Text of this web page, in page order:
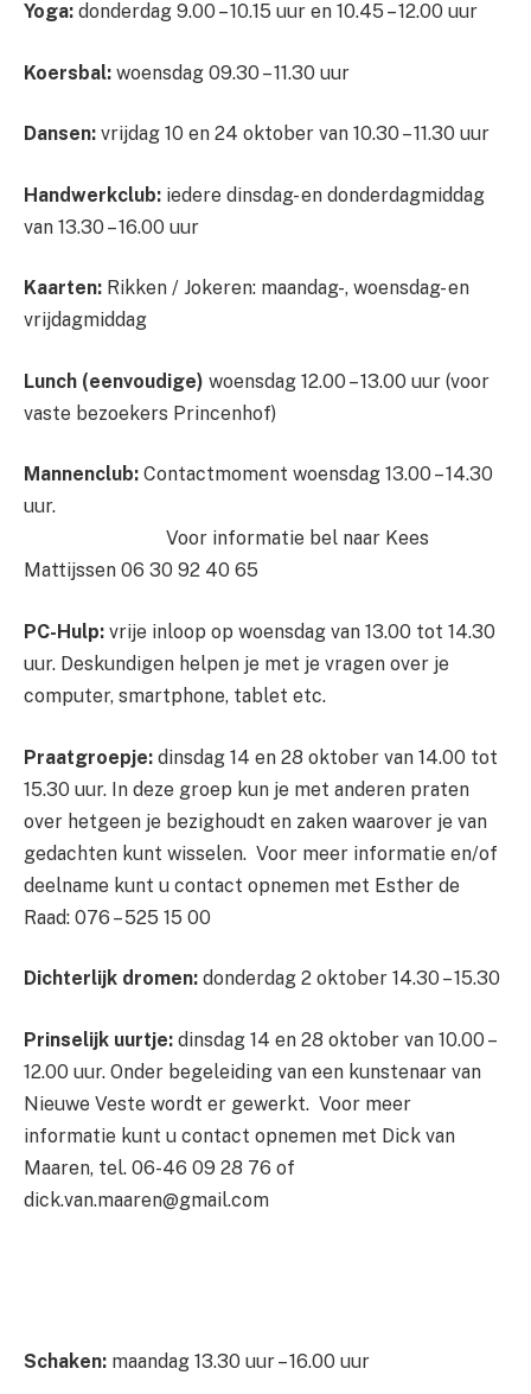
Yoga: donderdag 9.00 – 10.15 uur en 10.45 – 12.00 uur
Koersbal: woensdag 09.30 – 11.30 uur
Dansen: vrijdag 10 en 24 oktober van 10.30 – 11.30 uur
Handwerkclub: iedere dinsdag- en donderdagmiddag
van 13.30 – 16.00 uur
Kaarten: Rikken / Jokeren: maandag-, woensdag- en
vrijdagmiddag
Lunch (eenvoudige) woensdag 12.00 – 13.00 uur (voor
vaste bezoekers Princenhof)
Mannenclub: Contactmoment woensdag 13.00 – 14.30
uur.
Voor informatie bel naar Kees
Mattijssen 06 30 92 40 65
PC-Hulp: vrije inloop op woensdag van 13.00 tot 14.30
uur. Deskundigen helpen je met je vragen over je
computer, smartphone, tablet etc.
Praatgroepje: dinsdag 14 en 28 oktober van 14.00 tot
15.30 uur. In deze groep kun je met anderen praten
over hetgeen je bezighoudt en zaken waarover je van
gedachten kunt wisselen. Voor meer informatie en/of
deelname kunt u contact opnemen met Esther de
Raad: 076 – 525 15 00
Dichterlijk dromen: donderdag 2 oktober 14.30 – 15.30
Prinselijk uurtje: dinsdag 14 en 28 oktober van 10.00 –
12.00 uur. Onder begeleiding van een kunstenaar van
Nieuwe Veste wordt er gewerkt. Voor meer
informatie kunt u contact opnemen met Dick van
Maaren, tel. 06-46 09 28 76 of
dick.van.maaren@gmail.com
Schaken: maandag 13.30 uur – 16.00 uur